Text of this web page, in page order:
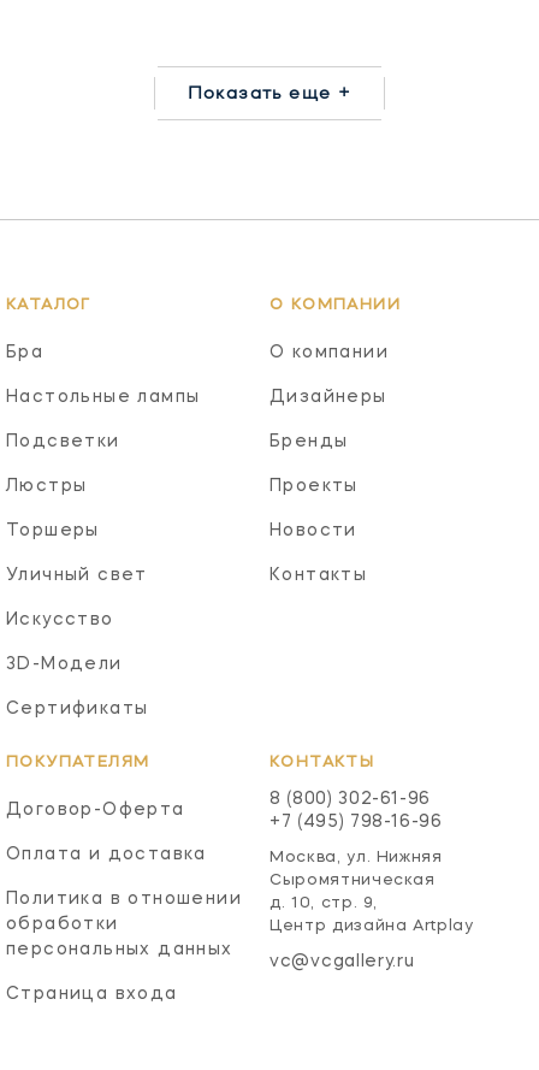
Показать еще +
КАТАЛОГ
Бра
Настольные лампы
Подсветки
Люстры
Торшеры
Уличный свет
Искусство
3D-Модели
Сертификаты
О КОМПАНИИ
О компании
Дизайнеры
Бренды
Проекты
Новости
Контакты
ПОКУПАТЕЛЯМ
Договор-Оферта
Оплата и доставка
Политика в отношении
обработки
персональных данных
Страница входа
КОНТАКТЫ
8 (800) 302-61-96
+7 (495) 798-16-96
Москва, ул. Нижняя
Сыромятническая
д. 10, стр. 9,
Центр дизайна Artplay
vc@vcgallery.ru